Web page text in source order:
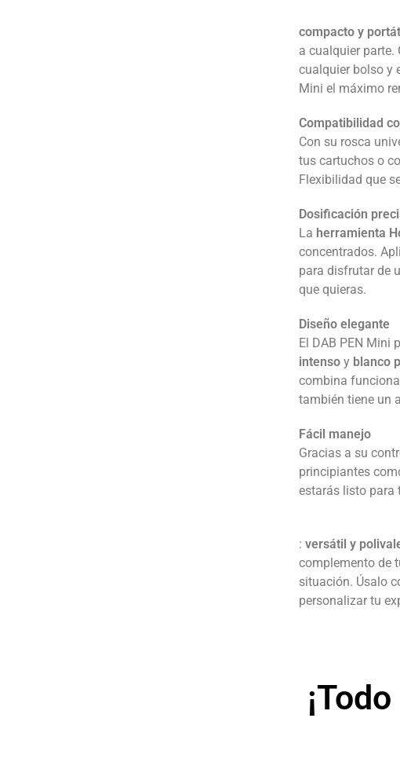
compacto y
a cualquier parte.
cualquier bolso y
Mini el máximo
Compatibilidad
Con su rosca
tus cartuchos o
Flexibilidad que
Dosificación
La herramienta
concentrados.
para disfrutar de
que quieras.
Diseño elegante
El DAB PEN Mini
intenso y blanco
combina
también tiene un
Fácil manejo
Gracias a su
principiantes
estarás listo para
: versátil y
complemento de
situación. Úsalo
personalizar tu